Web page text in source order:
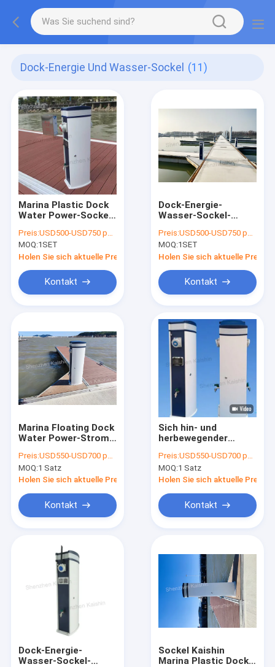
Dock-Energie Und Wasser-Sockel (11)
Marina Plastic Dock
Water Power-Sockel-
Anlegestellen-
Plastikenergie-
Sockel Marine
Bollards Service
Pedestal
Preis:USD500-USD750 per set
MOQ:1SET
Holen Sie sich aktuelle Preis
Kontakt
Dock-Energie-
Wasser-Sockel-
Service Pedestal
Marina-Energie-
Sockel-
Stromversorgung
Preis:USD500-USD750 per set
MOQ:1SET
Holen Sie sich aktuelle Preis
Kontakt
Marina Floating Dock
Water Power-Strom-
Pumpstations-
Anlegestellen-Sockel
Marina Marine
Pedestal
Preis:USD550-USD700 per set
MOQ:1 Satz
Holen Sie sich aktuelle Preis
Kontakt
Sich hin- und
herbewegender
Wasserkraft-Sockel
Plattform-
Versorgungs-
Marine Power
Pedestal With Lights
Preis:USD550-USD700 per set
MOQ:1 Satz
Holen Sie sich aktuelle Preis
Kontakt
Dock-Energie-
Wasser-Sockel-
Sockel Kaishin
Marina Plastic Dock